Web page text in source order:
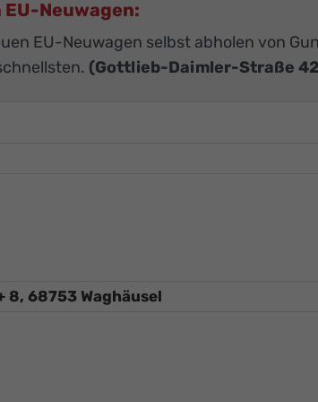
Neuwagen:
EU-Neuwagen selbst abholen von
(Gottlieb-Daimler-Straße